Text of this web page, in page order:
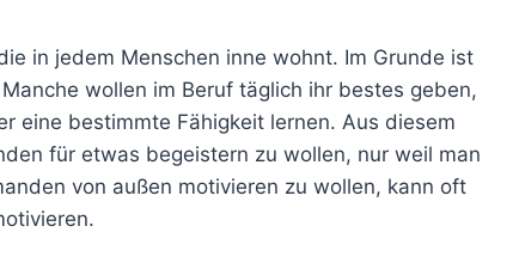
in jedem Menschen inne wohnt. Im Grunde ist
wollen im Beruf täglich ihr bestes geben,
eine bestimmte Fähigkeit lernen. Aus diesem
für etwas begeistern zu wollen, nur weil man
von außen motivieren zu wollen, kann oft